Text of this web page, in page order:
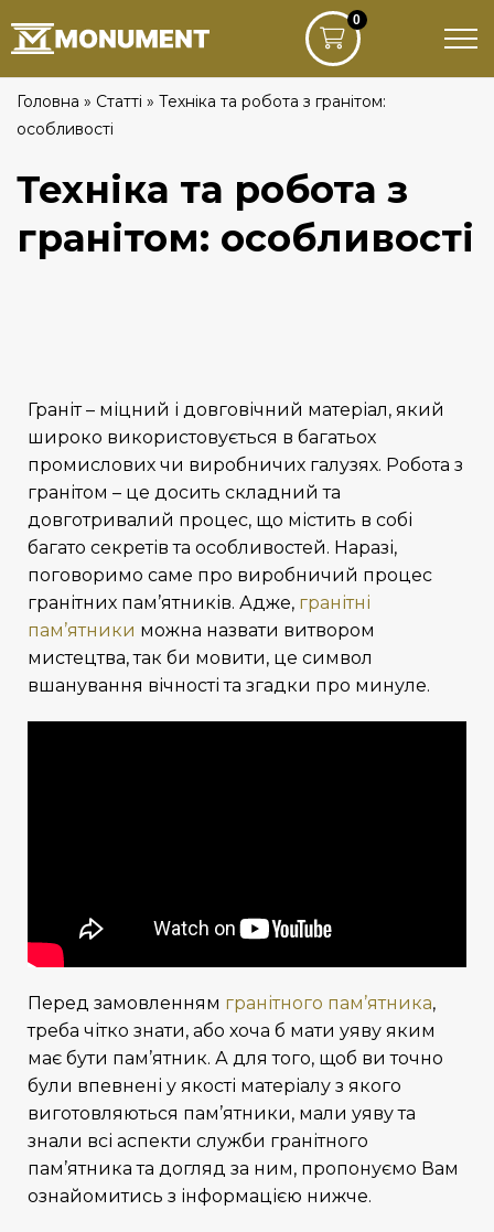
0
Головна » Статті » Техніка та робота з гранітом:
особливості
Техніка та робота з
гранітом: особливості
Граніт– міцний і довговічний матеріал, який
широко використовується в багатьох
промислових чи виробничих галузях. Робота з
гранітом – це досить складний та
довготривалий процес, що містить в собі
багато секретів та особливостей. Наразі,
поговоримо саме про виробничий процес
гранітних пам’ятників. Адже, гранітні
пам’ятники можна назвати витвором
мистецтва, так би мовити, це символ
вшанування вічності та згадки про минуле.
Перед замовленням гранітного пам’ятника,
треба чітко знати, або хоча б мати уяву яким
має бути пам’ятник. А для того, щоб ви точно
були впевнені у якості матеріалу з якого
виготовляються пам’ятники, мали уяву та
знали всі аспекти служби гранітного
пам’ятника та догляд за ним, пропонуємо Вам
ознайомитись з інформацією нижче.